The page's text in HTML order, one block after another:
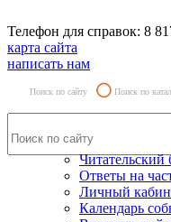
Телефон для справок: 8
карта сайта
написать нам
Поиск по сайту Поиск по
Ответы на
Личный
Календарь